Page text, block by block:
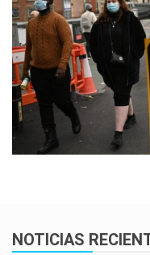
NOTICIAS